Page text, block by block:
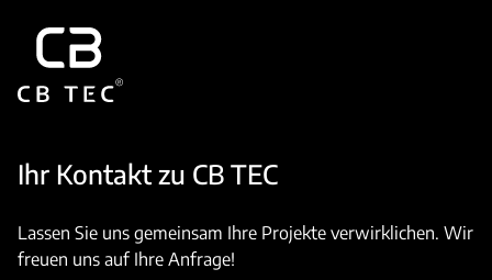
Ihr Kontakt zu CB TEC
Lassen Sie uns gemeinsam Ihre Projekte verwirklichen. Wir
freuen uns auf Ihre Anfrage!